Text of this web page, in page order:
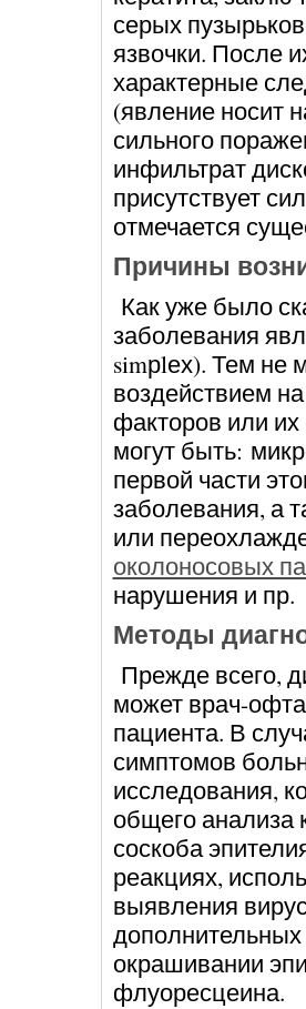
серых
язвочки. После
характерные
(явление носит
сильного
инфильтрат
присутствует
отмечается
Причины
Как уже было
заболевания
simрlех). Тем не
воздействием
факторов или их
могут быть:
первой части
заболевания, а
или
околоносовых
нарушения и пр.
Методы
Прежде всего,
может врач-
пациента. В
симптомов
исследования,
общего анализа
соскоба
реакциях,
выявления
окрашивании
флуоресцеина.